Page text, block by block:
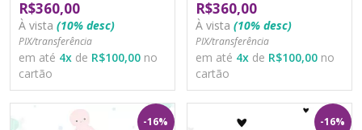
R$360,00
À vista (10% desc)
PIX/transferência
em até 4x de R$100,00 no
cartão
R$360,00
À vista (10% desc)
PIX/transferência
em até 4x de R$100,00 no
cartão
-16% -16%